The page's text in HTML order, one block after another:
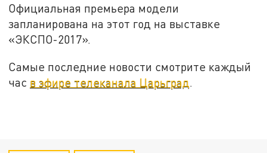
Официальная премьера модели
запланирована на этот год на выставке
«ЭКСПО-2017».
Самые последние новости смотрите каждый
час в эфире телеканала Царьград